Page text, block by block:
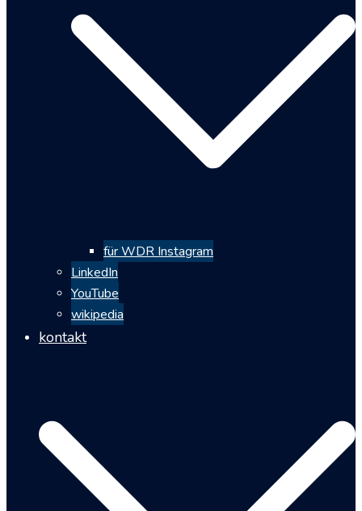
für WDR Instagram
LinkedIn
YouTube
wikipedia
kontakt